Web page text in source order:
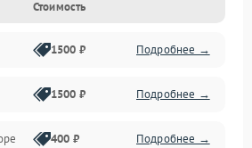
и сенсором
Стоимость
1500 ₽ Подробнее →
1500 ₽ Подробнее →
400 ₽ Подробнее →